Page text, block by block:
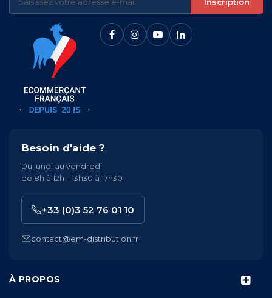
À PROPOS
Besoin d'aide ?
Du lundi au vendredi
de 8h à 12h – 13h30 à 17h30
+33 (0)3 52 76 01 10
contact@em-distribution.fr